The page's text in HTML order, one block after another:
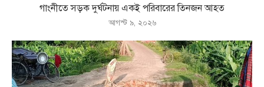
গাংনীতে সড়ক দুর্ঘটনায় একই পরিবারের তিনজন আহত
আগস্ট ৯, ২০২৬